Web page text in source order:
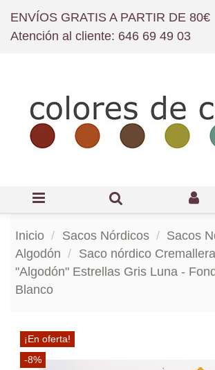
ENVÍOS GRATIS A PARTIR DE 80€
Atención al cliente: 646 69 49 03
Inicio Sacos Nórdicos
Sacos
Algodón
Saco nórdico Cremallera
"Algodón" Estrellas Gris Luna -
Blanco
¡En oferta!
-8%